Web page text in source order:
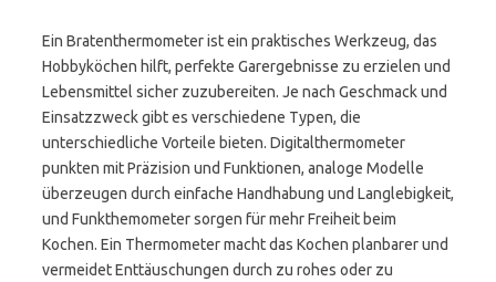
Ein Bratenthermometer ist ein praktisches Werkzeug, das
Hobbyköchen hilft, perfekte Garergebnisse zu erzielen und
Lebensmittel sicher zuzubereiten. Je nach Geschmack und
Einsatzzweck gibt es verschiedene Typen, die
unterschiedliche Vorteile bieten. Digitalthermometer
punkten mit Präzision und Funktionen, analoge Modelle
überzeugen durch einfache Handhabung und Langlebigkeit,
und Funkthemometer sorgen für mehr Freiheit beim
Kochen. Ein Thermometer macht das Kochen planbarer und
vermeidet Enttäuschungen durch zu rohes oder zu